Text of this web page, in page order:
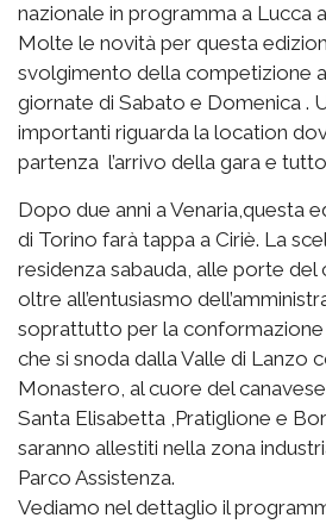
nazionale in programma a Lucca
Molte le novità per questa
svolgimento della competizione
giornate di Sabato e Domenica .
importanti riguarda la location
partenza l’arrivo della gara e
Dopo due anni a Venaria,questa
di Torino farà tappa a Ciriè. La
residenza sabauda, alle porte del
oltre all’entusiasmo
soprattutto per la
che si snoda dalla Valle di Lanzo
Monastero, al cuore del
Santa Elisabetta ,Pratiglione e
saranno allestiti nella zona
Parco Assistenza.
Vediamo nel dettaglio il